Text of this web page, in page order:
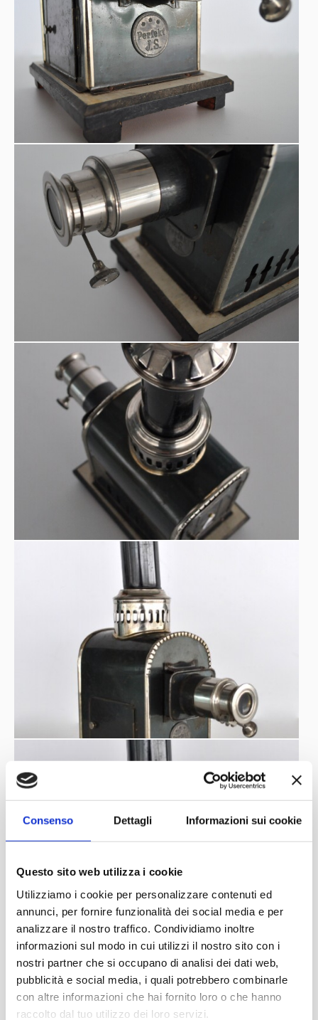
Consenso Dettagli Informazioni sui cookie
Questo sito web utilizza i cookie
Utilizziamo i cookie per personalizzare contenuti ed
annunci, per fornire funzionalità dei social media e per
analizzare il nostro traffico. Condividiamo inoltre
informazioni sul modo in cui utilizzi il nostro sito con i
nostri partner che si occupano di analisi dei dati web,
pubblicità e social media, i quali potrebbero combinarle
con altre informazioni che hai fornito loro o che hanno
raccolto dal tuo utilizzo dei loro servizi.